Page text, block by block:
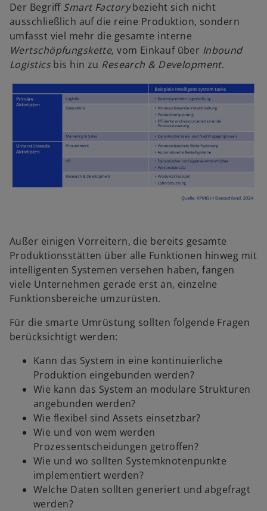
Der Begriff Smart Factorybezieht sich nicht
ausschließlich auf die reine Produktion, sondern
umfasst viel mehr die gesamte interne
Wertschöpfungskette,vom Einkauf über Inbound
Logisticsbis hin zu Research & Development.
Außer einigen Vorreitern, die bereits gesamte
Produktionsstätten über alle Funktionen hinweg mit
intelligenten Systemen versehen haben, fangen
viele Unternehmen gerade erst an, einzelne
Funktionsbereiche umzurüsten.
Für die smarte Umrüstung sollten folgende Fragen
berücksichtigt werden:
Kann das System in eine kontinuierliche
Produktion eingebunden werden?
Wie kann das System an modulare Strukturen
angebunden werden?
Wie flexibel sind Assets einsetzbar?
Wie und von wem werden
Prozessentscheidungen getroffen?
Wie und wo sollten Systemknotenpunkte
implementiert werden?
Welche Daten sollten generiert und abgefragt
werden?